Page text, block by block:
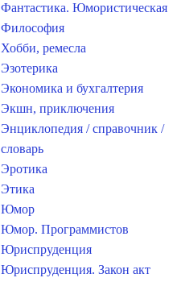
Фантастика. Юмористическая
Философия
Хобби, ремесла
Эзотерика
Экономика и бухгалтерия
Экшн, приключения
Энциклопедия / справочник /
словарь
Эротика
Этика
Юмор
Юмор. Программистов
Юриспруденция
Юриспруденция. Закон акт